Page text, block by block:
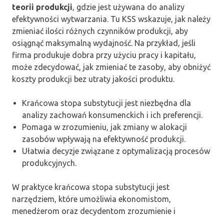
teorii produkcji , gdzie jest używana do analizy
efektywności wytwarzania. Tu KSS wskazuje, jak należy
zmieniać ilości różnych czynników produkcji, aby
osiągnąć maksymalną wydajność. Na przykład, jeśli
firma produkuje dobra przy użyciu pracy i kapitału,
może zdecydować, jak zmieniać te zasoby, aby obniżyć
koszty produkcji bez utraty jakości produktu.
Krańcowa stopa substytucji jest niezbędna dla
analizy zachowań konsumenckich i ich preferencji.
Pomaga w zrozumieniu, jak zmiany w alokacji
zasobów wpływają na efektywność produkcji.
Ułatwia decyzje związane z optymalizacją procesów
produkcyjnych.
W praktyce krańcowa stopa substytucji jest
narzędziem, które umożliwia ekonomistom,
menedżerom oraz decydentom zrozumienie i